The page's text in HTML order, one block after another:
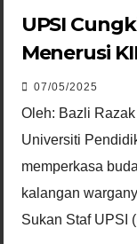
UPSI
Menerusi
07/05/2025
Oleh: Bazli
Universiti
memperkasa
kalangan
Sukan Staf UPSI